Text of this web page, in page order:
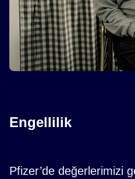
Engellilik
Pfizer’de değerlerimizi